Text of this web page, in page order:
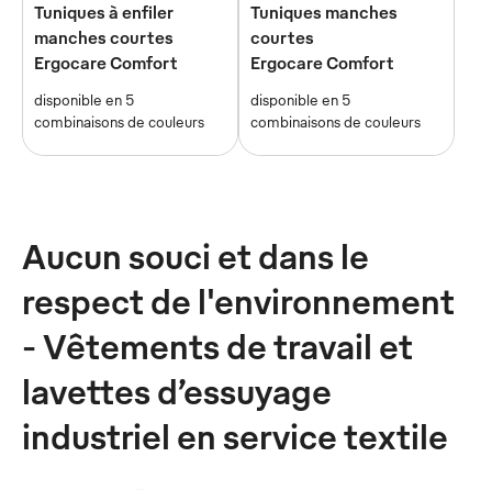
Tuniques à enfiler
manches courtes
Ergocare Comfort
disponible en 5
combinaisons de couleurs
Tuniques manches
courtes
Ergocare Comfort
disponible en 5
combinaisons de couleurs
Aucun souci et dans le
respect de l'environnement
- Vêtements de travail et
lavettes d’essuyage
industriel en service textile